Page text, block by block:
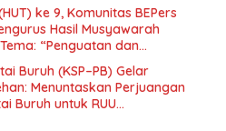
ke 9, Komunitas BEPers
Hasil Musyawarah
“Penguatan dan
yang Berbasis Riset di seluruh
Buruh (KSP–PB) Gelar
Menuntaskan Perjuangan
Buruh untuk RUU